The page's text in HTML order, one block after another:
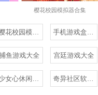
樱花校园模拟器合集
鱼游戏大全 宫廷游戏大全